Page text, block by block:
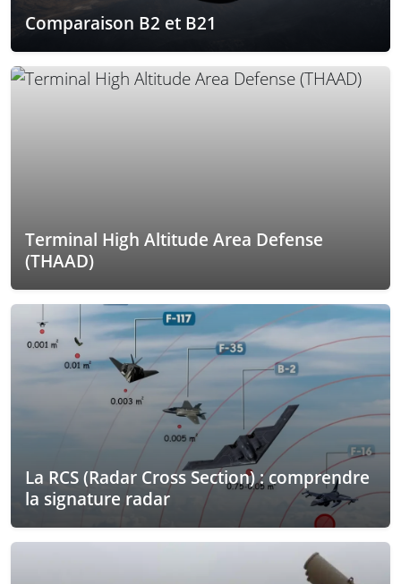
Comparaison B2 et B21
Terminal High Altitude Area Defense
(THAAD)
La RCS (Radar Cross Section) : comprendre
la signature radar